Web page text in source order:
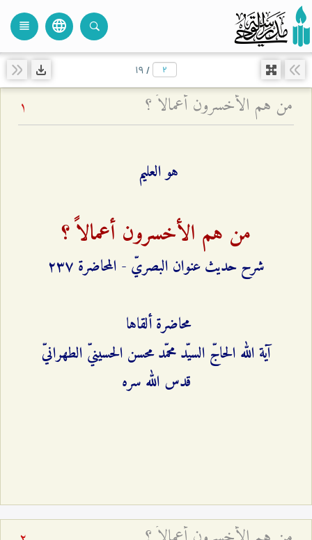
language
view_headline
/ ۱٩
من هم الأخسرون أعمالاً ؟ 1
هو العليم
من هم الأخسرون أعمالاً ؟
شرح حديث عنوان البصريّ - المحاضرة ٢٣۷
محاضرة ألقاها
آية الله الحاجّ السيّد محمّد محسن الحسينيّ الطهرانيّ
قدس الله سره